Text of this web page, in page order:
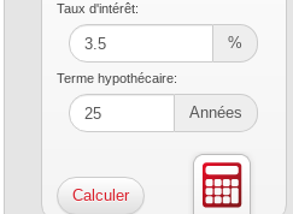
Taux d'intérêt:
%
Terme hypothécaire:
Années